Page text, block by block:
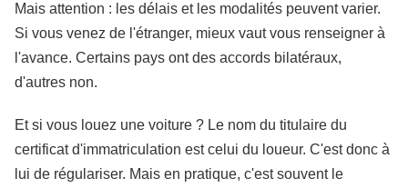
Mais attention : les délais et les modalités peuvent varier.
Si vous venez de l'étranger, mieux vaut vous renseigner à
l'avance. Certains pays ont des accords bilatéraux,
d'autres non.
Et si vous louez une voiture ? Le nom du titulaire du
certificat d'immatriculation est celui du loueur. C'est donc à
lui de régulariser. Mais en pratique, c'est souvent le